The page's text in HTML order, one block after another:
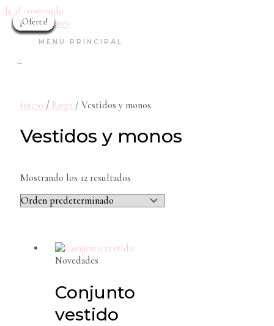
Ir al contenido
MENÚ PRINCIPAL
0
Inicio / Ropa / Vestidos y monos
Vestidos y monos
Mostrando los 12 resultados
¡Oferta!
Novedades
Conjunto
vestido
¡Oferta!
¡Oferta!
¡Oferta!
¡Oferta!
¡Oferta!
¡Oferta!
¡Oferta!
¡Oferta!
¡Oferta!
¡Oferta!